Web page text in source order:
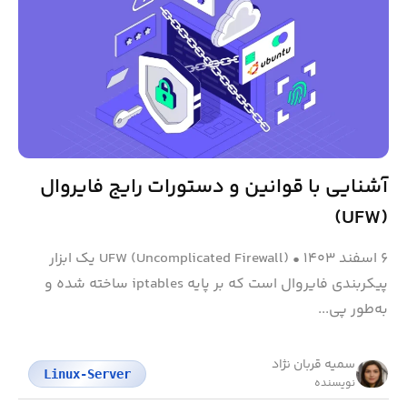
آشنایی با قوانین و دستورات رایج فایروال
(UFW)
۶ اسفند ۱۴۰۳ •
UFW (Uncomplicated Firewall) یک ابزار
پیکربندی فایروال است که بر پایه iptables ساخته شده و
به‌طور پی...
سمیه قربان نژاد
نویسنده
Linux-Server